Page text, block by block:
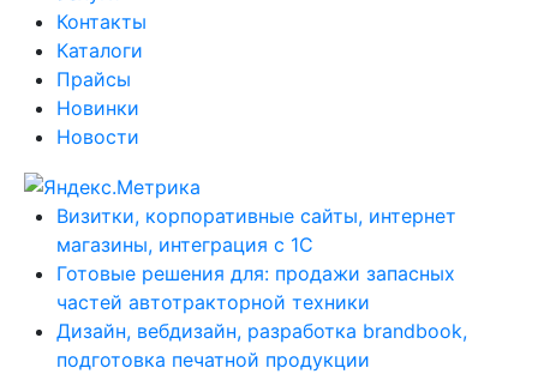
Контакты
Каталоги
Прайсы
Новинки
Новости
Визитки, корпоративные сайты, интернет
магазины, интеграция с 1С
Готовые решения для: продажи запасных
частей автотракторной техники
Дизайн, вебдизайн, разработка brandbook,
подготовка печатной продукции